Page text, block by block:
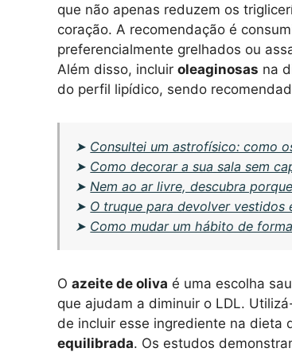
que não apenas reduzem os
coração. A recomendação é
preferencialmente grelhados ou
Além disso, incluir oleaginosas na
do perfil lipídico, sendo
➤ Consultei um astrofísico: como
➤ Como decorar a sua sala sem
➤ Nem ao ar livre, descubra
➤ O truque para devolver
➤ Como mudar um hábito de
O azeite de oliva é uma escolha
que ajudam a diminuir o LDL.
de incluir esse ingrediente na dieta
equilibrada. Os estudos